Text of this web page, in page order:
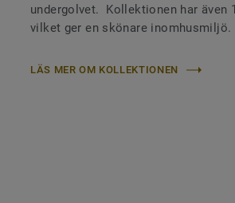
undergolvet. Kollektionen har även
vilket ger en skönare inomhusmiljö.
LÄS MER OM KOLLEKTIONEN